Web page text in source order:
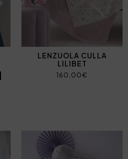
LENZUOLA CULLA
LILIBET
160,00€